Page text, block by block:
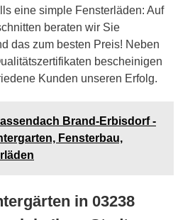
eine simple Fensterläden: Auf
beraten wir Sie
das zum besten Preis! Neben
bescheinigen
Kunden unseren Erfolg.
Brand-Erbisdorf -
Fensterbau,
in 03238